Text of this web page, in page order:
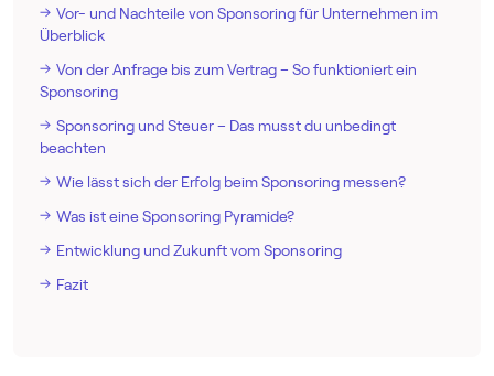
Vor- und Nachteile von Sponsoring für Unternehmen im
Überblick
Von der Anfrage bis zum Vertrag – So funktioniert ein
Sponsoring
Sponsoring und Steuer – Das musst du unbedingt
beachten
Wie lässt sich der Erfolg beim Sponsoring messen?
Was ist eine Sponsoring Pyramide?
Entwicklung und Zukunft vom Sponsoring
Fazit